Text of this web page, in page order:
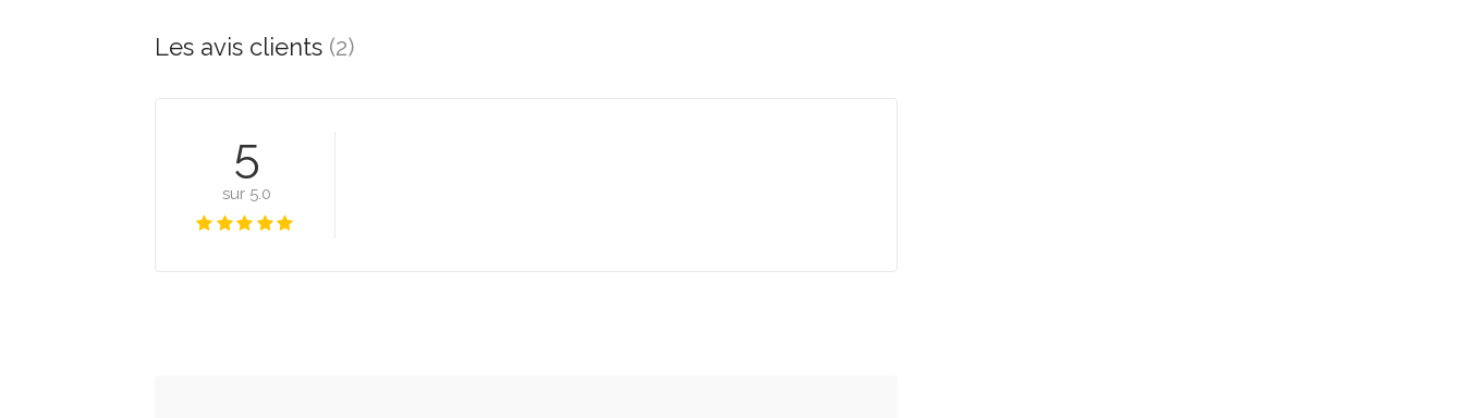
Les avis clients (2)
5
sur 5.0